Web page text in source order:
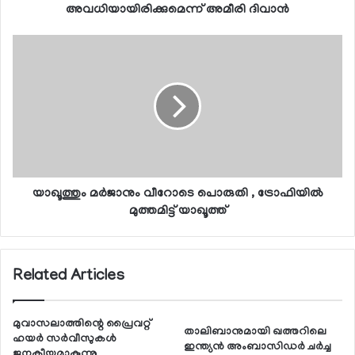
അവധിയായിരിക്കുമെന്ന് അമീരി ദിവാന്‍
യാഖൂത്തും മര്‍ജാനും വീറോടെ പൊരുതി , ട്രോഫിയില്‍
മുത്തമിട്ട് യാഖൂത്ത്
Related Articles
മുവാസലാത്തിന്റെ പ്രൈവറ്റ്
ഹയര്‍ സര്‍വീസുകള്‍
താലിബാനുമായി ഖത്തറിലെ
ഇന്ത്യന്‍ അംബാസിഡര്‍ ചര്‍ച്ച